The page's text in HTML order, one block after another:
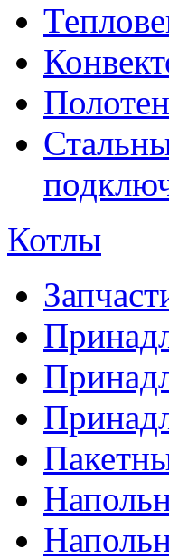
Котлы